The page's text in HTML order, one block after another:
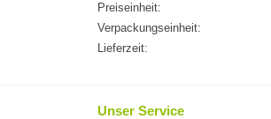
Preiseinheit:
Verpackungseinheit:
Lieferzeit:
Unser Service